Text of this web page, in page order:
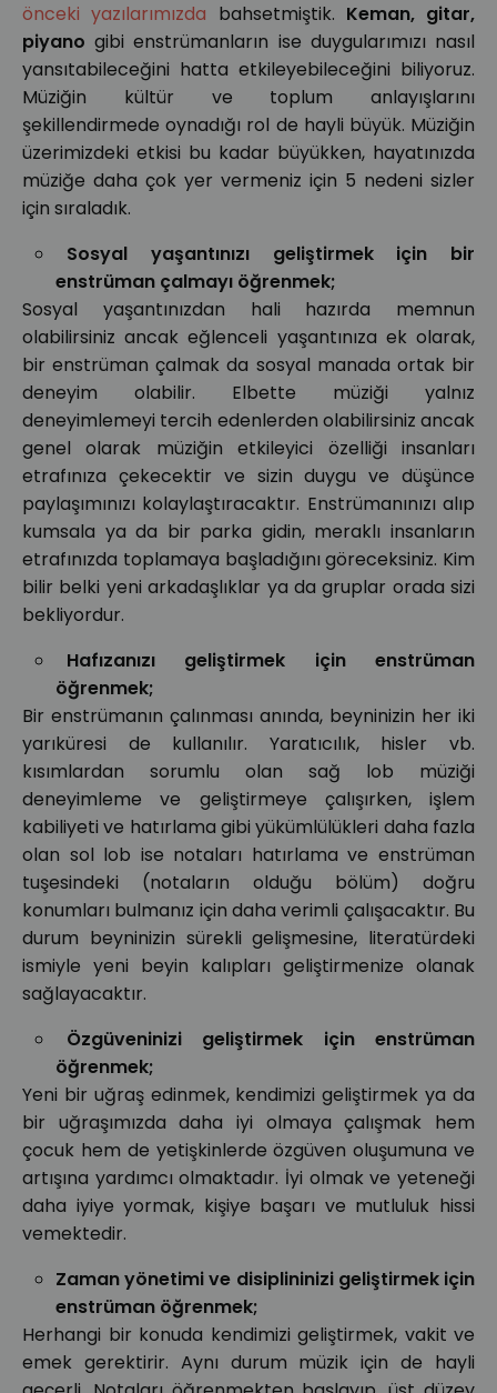
önceki yazılarımızda bahsetmiştik. Keman, gitar,
piyano gibi enstrümanların ise duygularımızı nasıl
yansıtabileceğini hatta etkileyebileceğini biliyoruz.
Müziğin kültür ve toplum anlayışlarını
şekillendirmede oynadığı rol de hayli büyük. Müziğin
üzerimizdeki etkisi bu kadar büyükken, hayatınızda
müziğe daha çok yer vermeniz için 5 nedeni sizler
için sıraladık.
Sosyal yaşantınızı geliştirmek için bir
enstrüman çalmayı öğrenmek;
Sosyal yaşantınızdan hali hazırda memnun
olabilirsiniz ancak eğlenceli yaşantınıza ek olarak,
bir enstrüman çalmak da sosyal manada ortak bir
deneyim olabilir. Elbette müziği yalnız
deneyimlemeyi tercih edenlerden olabilirsiniz ancak
genel olarak müziğin etkileyici özelliği insanları
etrafınıza çekecektir ve sizin duygu ve düşünce
paylaşımınızı kolaylaştıracaktır. Enstrümanınızı alıp
kumsala ya da bir parka gidin, meraklı insanların
etrafınızda toplamaya başladığını göreceksiniz. Kim
bilir belki yeni arkadaşlıklar ya da gruplar orada sizi
bekliyordur.
Hafızanızı geliştirmek için enstrüman
öğrenmek;
Bir enstrümanın çalınması anında, beyninizin her iki
yarıküresi de kullanılır. Yaratıcılık, hisler vb.
kısımlardan sorumlu olan sağ lob müziği
deneyimleme ve geliştirmeye çalışırken, işlem
kabiliyeti ve hatırlama gibi yükümlülükleri daha fazla
olan sol lob ise notaları hatırlama ve enstrüman
tuşesindeki (notaların olduğu bölüm) doğru
konumları bulmanız için daha verimli çalışacaktır. Bu
durum beyninizin sürekli gelişmesine, literatürdeki
ismiyle yeni beyin kalıpları geliştirmenize olanak
sağlayacaktır.
Özgüveninizi geliştirmek için enstrüman
öğrenmek;
Yeni bir uğraş edinmek, kendimizi geliştirmek ya da
bir uğraşımızda daha iyi olmaya çalışmak hem
çocuk hem de yetişkinlerde özgüven oluşumuna ve
artışına yardımcı olmaktadır. İyi olmak ve yeteneği
daha iyiye yormak, kişiye başarı ve mutluluk hissi
vemektedir.
Zaman yönetimi ve disiplininizi geliştirmek için
enstrüman öğrenmek;
Herhangi bir konuda kendimizi geliştirmek, vakit ve
emek gerektirir. Aynı durum müzik için de hayli